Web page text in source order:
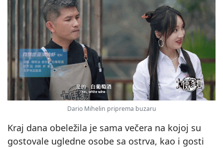
Dario Mihelin priprema buzaru
Kraj dana obeležila je sama večera na kojoj su
gostovale ugledne osobe sa ostrva, kao i gosti